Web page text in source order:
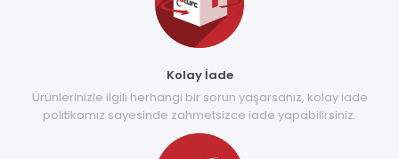
Kolay İade
Ürünlerinizle ilgili herhangi bir sorun yaşarsanız, kolay iade
politikamız sayesinde zahmetsizce iade yapabilirsiniz.